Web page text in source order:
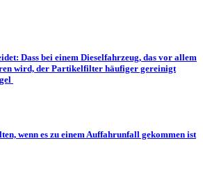
Dass bei einem Dieselfahrzeug, das vor allem
wird, der Partikelfilter häufiger gereinigt
wenn es zu einem Auffahrunfall gekommen ist